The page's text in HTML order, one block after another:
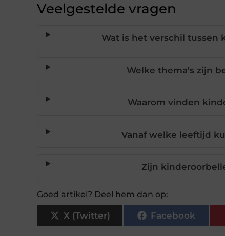
Veelgestelde vragen
Wat is het verschil tussen
Welke thema's zijn
Waarom vinden
Vanaf welke leeftijd
Zijn
Goed artikel? Deel hem dan op:
X (Twitter) Facebook